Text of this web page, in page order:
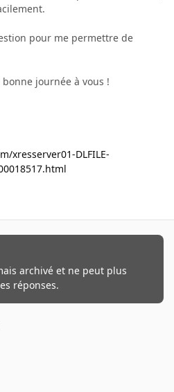
pour me permettre de
journée à vous !
xresserver01-DLFILE-
archivé et ne peut plus
réponses.